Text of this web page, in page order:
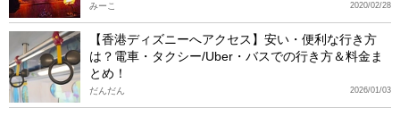
2020/02/28
みーこ
【香港ディズニーへアクセス】安い・便利な行き方
は？電車・タクシー/Uber・バスでの行き方＆料金ま
とめ！
2026/01/03
だんだん